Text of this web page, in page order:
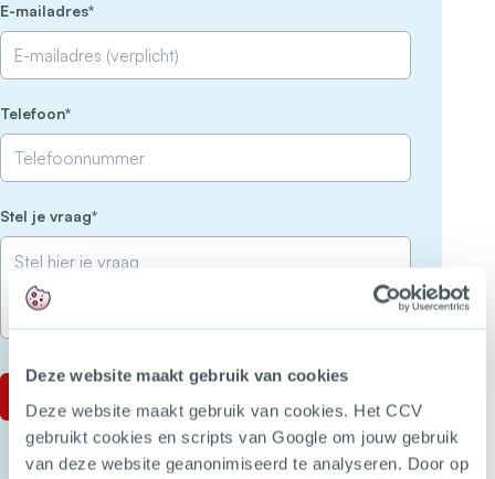
Deze website maakt gebruik van cookies
Deze website maakt gebruik van cookies. Het CCV
gebruikt cookies en scripts van Google om jouw gebruik
van deze website geanonimiseerd te analyseren. Door op
E-mailadres
Telefoon
Stel je vraag